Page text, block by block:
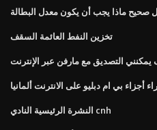
صحيح ماذا يجب أن يكون معدل البطالة
تخزين النفط العائمة السقف
يمكنني التصديق مع مارفن عبر الإنترنت
أجزاء بي ام دبليو على الانترنت ألمانيا
النشرة الرئيسية النادي cnh